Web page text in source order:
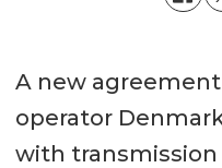
A new
operator
with